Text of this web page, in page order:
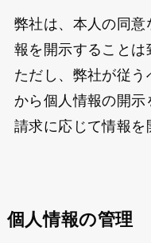
弊社は、本人の同
報を開示することは
ただし、弊社が従
から個人情報の開
請求に応じて情報を
個人情報の管理